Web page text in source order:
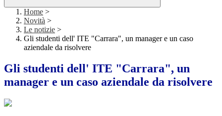
Home >
Novità >
Le notizie >
Gli studenti dell' ITE "Carrara", un manager e un caso
aziendale da risolvere
Gli studenti dell' ITE "Carrara", un
manager e un caso aziendale da risolvere